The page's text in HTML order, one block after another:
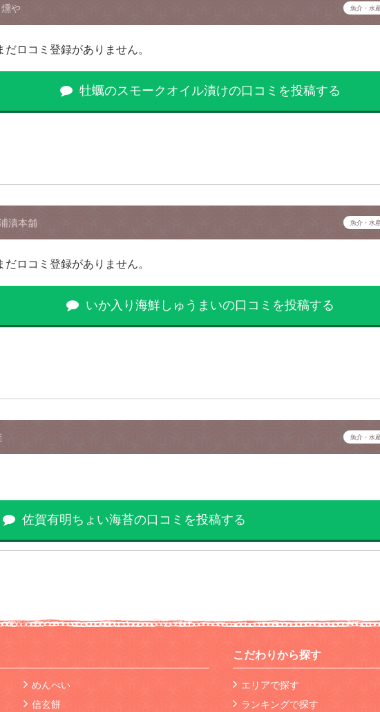
燻や 魚介・水
だロコミ登録がありません。
牡蠣のスモークオイル漬けの口コミを投稿する
漬本舗 魚介・水
だロコミ登録がありません。
いか入り海鮮しゅうまいの口コミを投稿する
魚介・水
佐賀有明ちょい海苔の口コミを投稿する
めんべい
信玄餅
こだわりから探す
エリアで探す
ランキングで探す